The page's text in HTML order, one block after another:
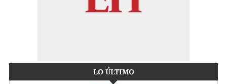
LO ÚLTIMO